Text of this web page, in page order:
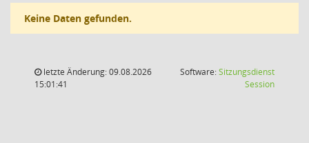
Keine Daten gefunden.
letzte Änderung: 09.08.2026
15:01:41
Software:Sitzungsdienst
Session(Wird in